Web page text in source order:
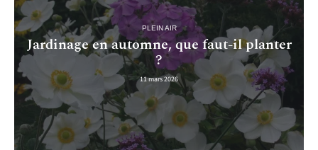
PLEIN AIR
Jardinage en automne, que faut-il planter
?
11 mars 2026